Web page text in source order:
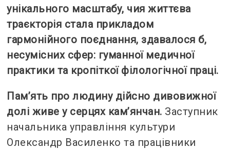
унікального масштабу, чия життєва
траєкторія стала прикладом
гармонійного поєднання, здавалося б,
несумісних сфер: гуманної медичної
практики та кропіткої філологічної праці.
Пам’ять про людину дійсно дивовижної
долі живе у серцях кам’янчан. Заступник
начальника управління культури
Олександр Василенко та працівники